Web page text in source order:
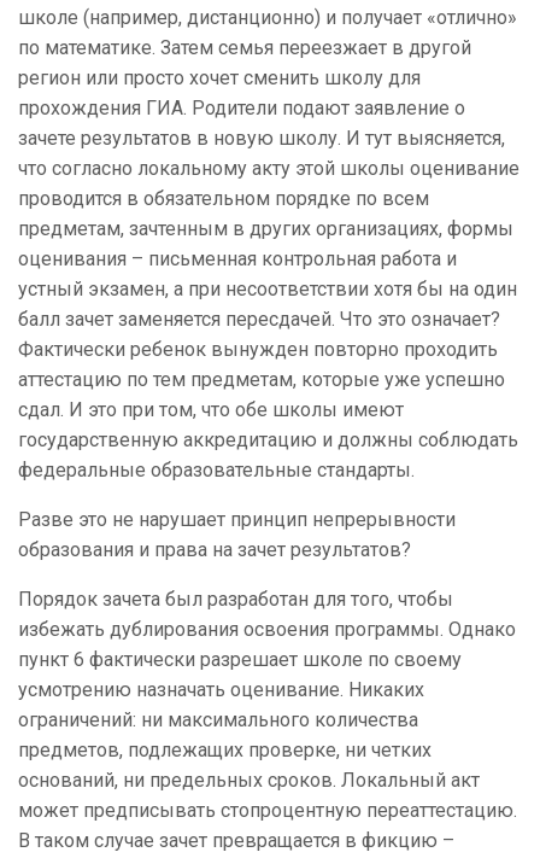
школе (например, дистанционно) и получает «отлично»
по математике. Затем семья переезжает в другой
регион или просто хочет сменить школу для
прохождения ГИА. Родители подают заявление о
зачете результатов в новую школу. И тут выясняется,
что согласно локальному акту этой школы оценивание
проводится в обязательном порядке по всем
предметам, зачтенным в других организациях, формы
оценивания – письменная контрольная работа и
устный экзамен, а при несоответствии хотя бы на один
балл зачет заменяется пересдачей. Что это означает?
Фактически ребенок вынужден повторно проходить
аттестацию по тем предметам, которые уже успешно
сдал. И это при том, что обе школы имеют
государственную аккредитацию и должны соблюдать
федеральные образовательные стандарты.
Разве это не нарушает принцип непрерывности
образования и права на зачет результатов?
Порядок зачета был разработан для того, чтобы
избежать дублирования освоения программы. Однако
пункт 6 фактически разрешает школе по своему
усмотрению назначать оценивание. Никаких
ограничений: ни максимального количества
предметов, подлежащих проверке, ни четких
оснований, ни предельных сроков. Локальный акт
может предписывать стопроцентную переаттестацию.
В таком случае зачет превращается в фикцию –